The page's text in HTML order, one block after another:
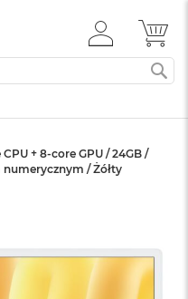
ZALOGUJ
SIĘ
+ 8-core GPU / 24GB /
numerycznym / Żółty